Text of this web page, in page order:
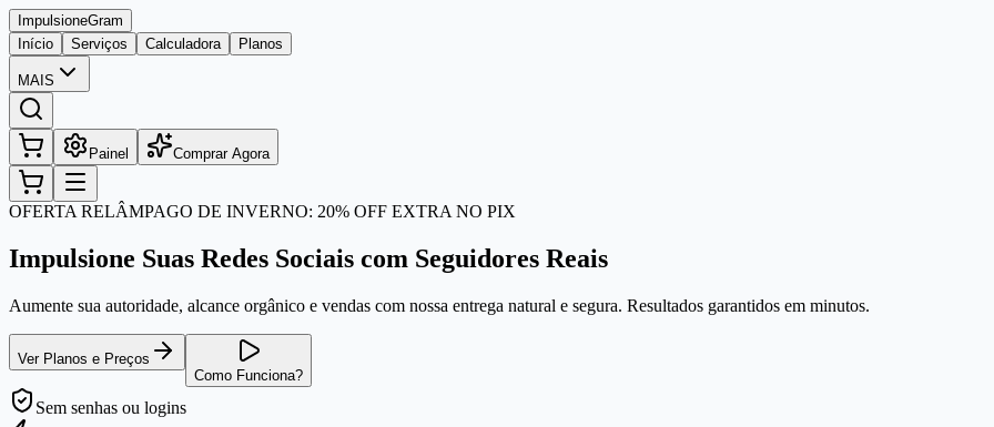
ImpulsioneGram
Início
Serviços Calculadora Planos
MAIS
Painel Comprar Agora
OFERTA RELÂMPAGO DE INVERNO: 20% OFF EXTRA NO PIX
Impulsione Suas Redes Sociais com Seguidores Reais
Aumente sua autoridade, alcance orgânico e vendas com nossa entrega natural e segura. Resultados garantidos em minutos.
Ver Planos e Preços
Como Funciona?
Sem senhas ou logins